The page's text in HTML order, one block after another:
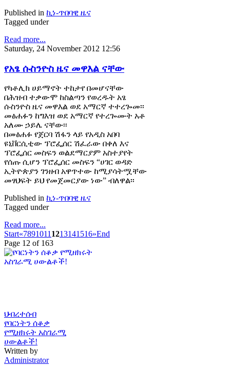
Published in ኪነ-ጥበባዊ ዜና
Tagged under
Read more...
Saturday, 24 November 2012 12:56
የአፄ ሱስንዮስ ዜና መዋእል ናቸው
የካቶሊክ ሀይማኖት ተከታየ በመሆናቸው
በሕዝብ ተቃውሞ ከስልጣን የወረዱት አፄ
ሱስንዮስ ዜና መዋእል ወደ አማርኛ ተተረጐመ፡፡
መፅሐፉን ከግእዝ ወደ አማርኛ የተረጐሙት አቶ
አለሙ ኃይሌ ናቸው፡፡
በመፅሐፉ የጀርባ ሽፋን ላይ የአዲስ አበባ
ዩኒቨርሲቲው ፕሮፌሰር ሽፈራው በቀለ እና
ፕሮፌሰር መስፍን ወልደማርያም አስተያየት
የሰጡ ሲሆን ፕሮፌሰር መስፍን “ሀገር ወዳድ
ኢትዮጵያን ገንዘብ አዋጥተው ከሚያሳትሟቸው
መፃህፍት ይህ የመጀመርያው ነው” ብለዋል፡፡
Published in ኪነ-ጥበባዊ ዜና
Tagged under
Read more...
Start«7891011 1213141516»End
Page 12 of 163
ህብረተሰብ
የባርነትን ሰቆቃ
የሚዘክሩት አስገራሚ
ሀውልቶች!
Written by
Administrator